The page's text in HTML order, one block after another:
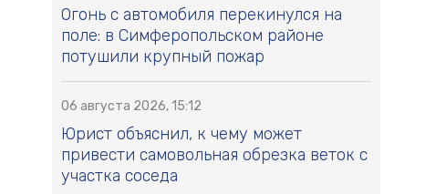
Огонь с автомобиля перекинулся на
поле: в Симферопольском районе
потушили крупный пожар
06 августа 2026, 15:12
Юрист объяснил, к чему может
привести самовольная обрезка веток с
участка соседа